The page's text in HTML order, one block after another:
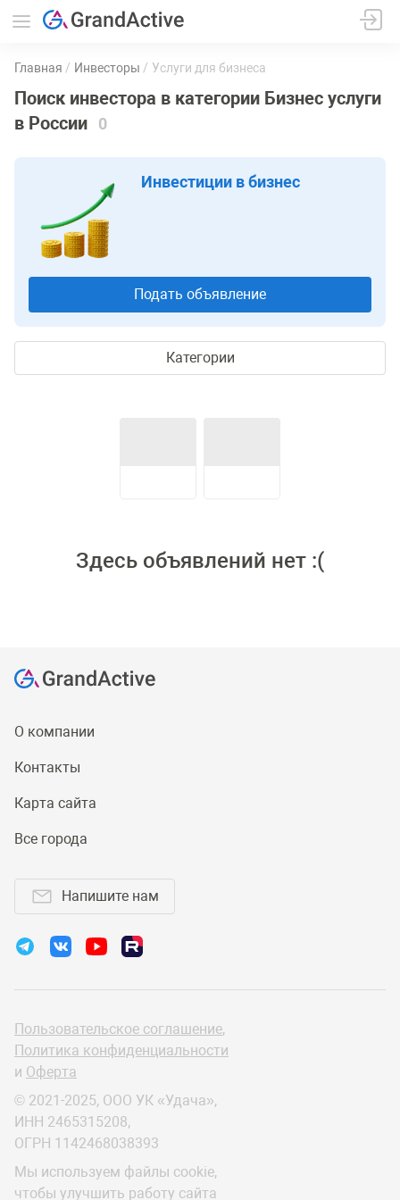
Главная Инвесторы Услуги для бизнеса
Поиск инвестора в категории Бизнес услуги
в России
0
Инвестиции в бизнес
Подать объявление
Категории
Здесь объявлений нет :(
О компании
Контакты
Карта сайта
Все города
Напишите нам
Пользовательское соглашение,
Политика конфиденциальности
и Оферта
© 2021-2025, ООО УК «Удача»,
ИНН 2465315208,
ОГРН 1142468038393
Мы используем файлы cookie,
чтобы улучшить работу сайта